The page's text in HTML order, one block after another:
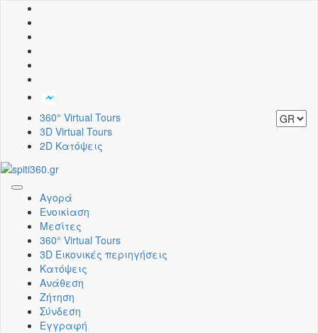
360° Virtual Tours
3D Virtual Tours
2D Κατόψεις
Toggle
navigation
Αγορά
Ενοικίαση
Μεσίτες
360° Virtual Tours
3D Εικονικές περιηγήσεις
Κατόψεις
Ανάθεση
Ζήτηση
Σύνδεση
Εγγραφή